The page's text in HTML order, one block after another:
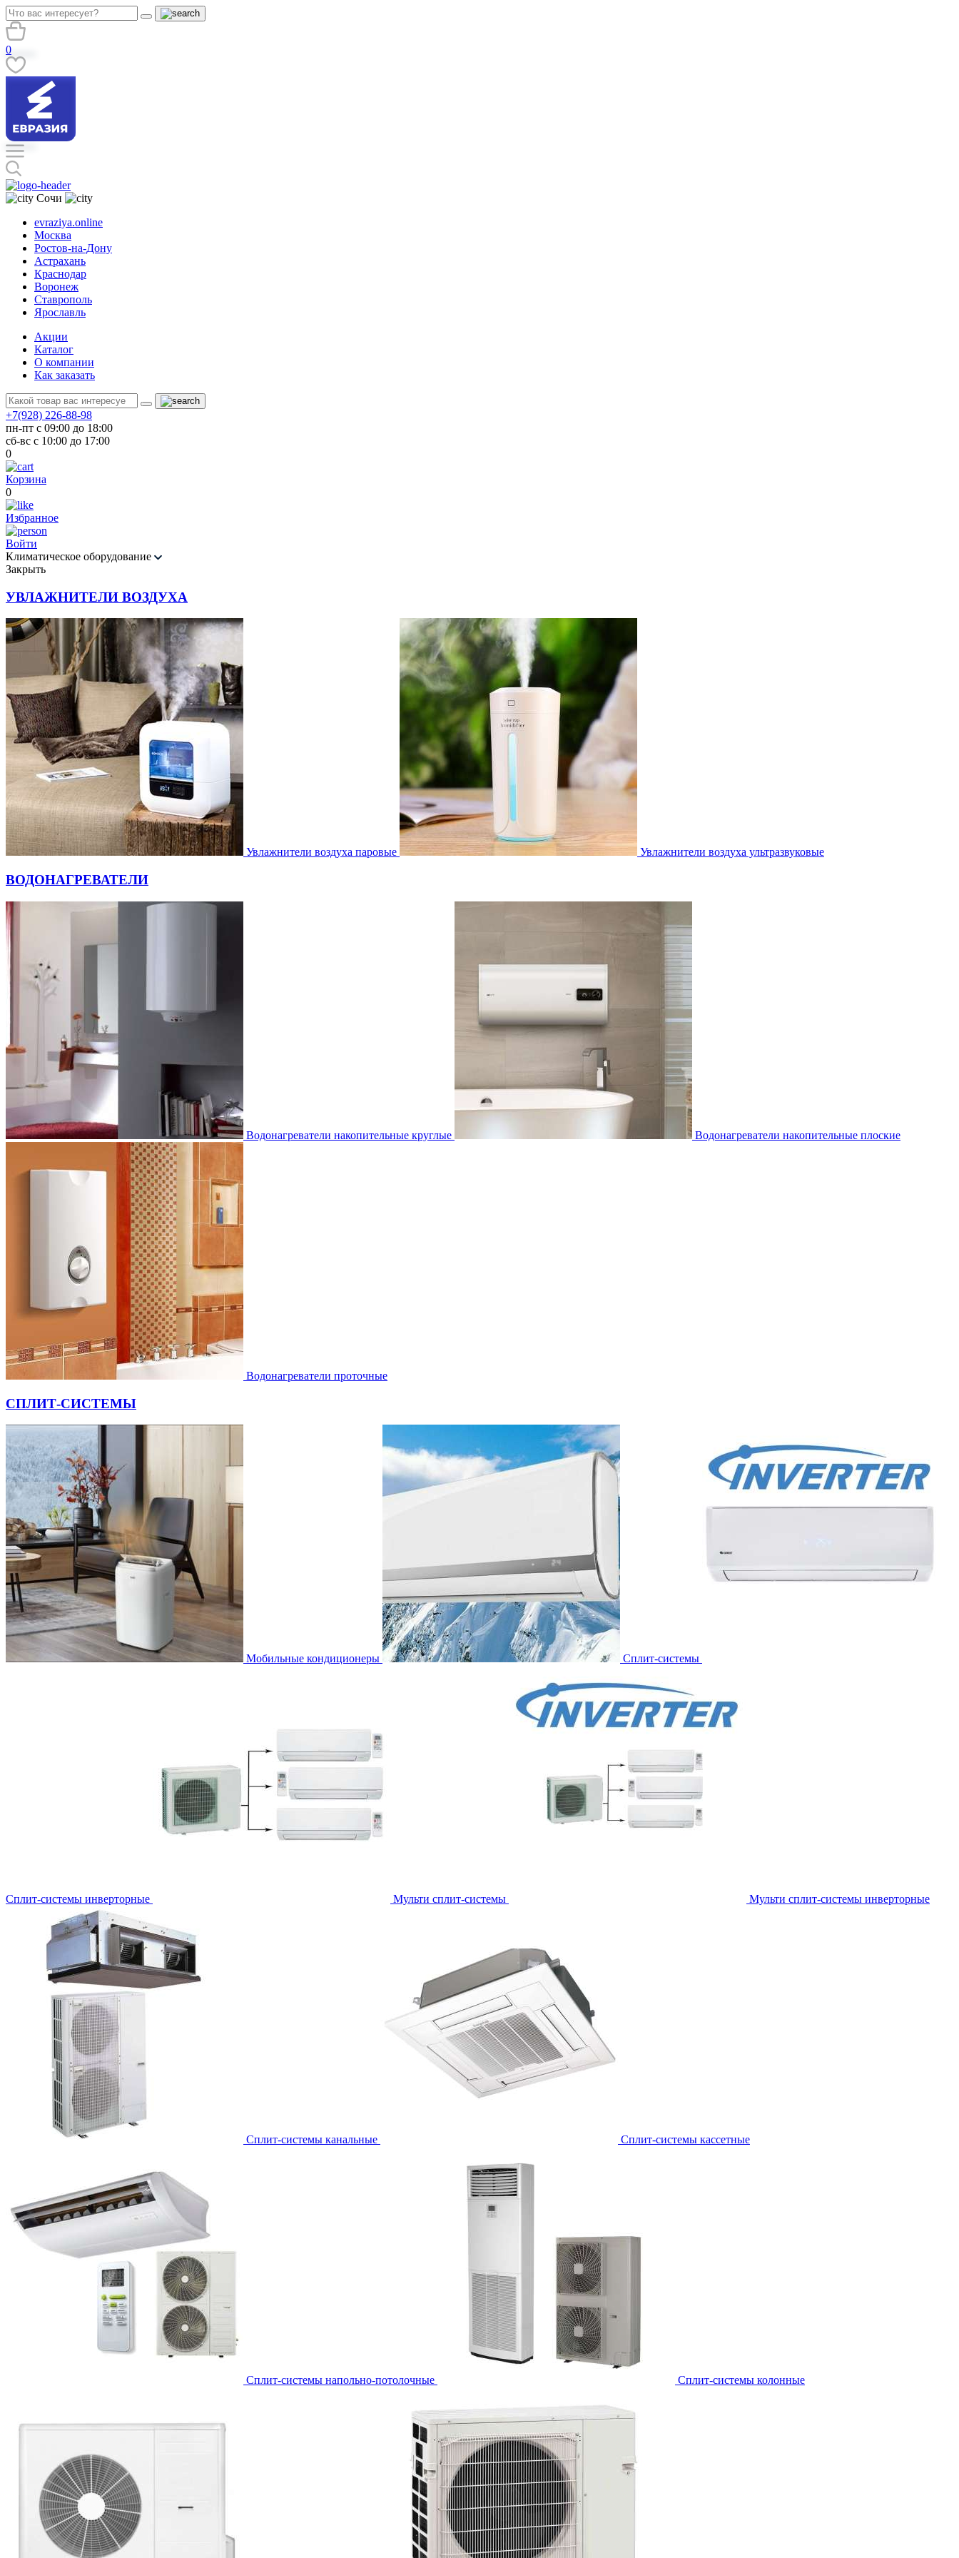
0
Сочи
evraziya.online
Москва
Ростов-на-Дону
Астрахань
Краснодар
Воронеж
Ставрополь
Ярославль
Акции
Каталог
О компании
Как заказать
+7(928) 226-88-98
пн-пт с 09:00 до 18:00
сб-вс с 10:00 до 17:00
0
Корзина
0
Избранное
Войти
Климатическое оборудование
Закрыть
УВЛАЖНИТЕЛИ ВОЗДУХА
Увлажнители воздуха паровые Увлажнители воздуха ультразвуковые
ВОДОНАГРЕВАТЕЛИ
Водонагреватели накопительные круглые Водонагреватели накопительные плоские
Водонагреватели проточные
СПЛИТ-СИСТЕМЫ
Мобильные кондиционеры Сплит-системы
Сплит-системы инверторные Мульти сплит-системы Мульти сплит-системы инверторные
Сплит-системы канальные Сплит-системы кассетные
Сплит-системы напольно-потолочные Cплит-системы колонные